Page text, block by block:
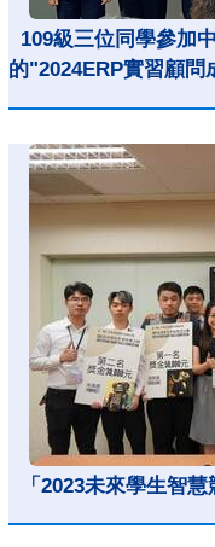
109級三位同學參加
的"2024ERP實習顧
「2023未來學生智